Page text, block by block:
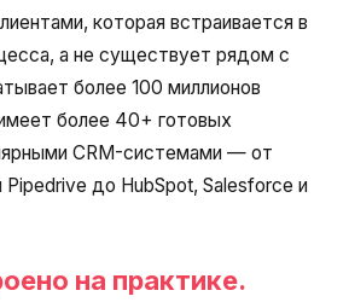
которая встраивается в
а не существует рядом с
более 100 миллионов
более 40+ готовых
CRM-системами — от
Pipedrive до HubSpot, Salesforce и
на практике.